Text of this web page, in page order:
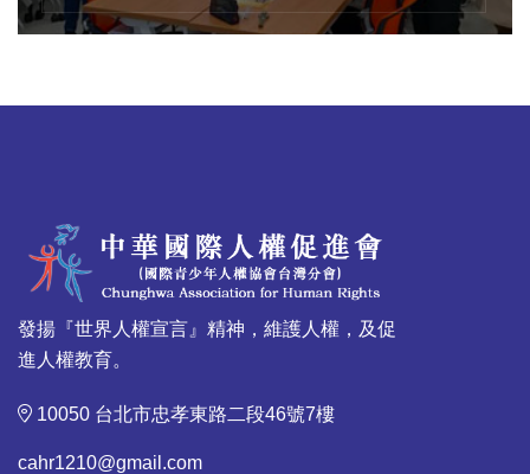
發揚『世界人權宣言』精神，維護人權，及促
進人權教育。
10050 台北市忠孝東路二段46號7樓
cahr1210@gmail.com